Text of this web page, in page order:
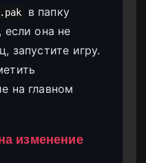
.pak
в папку
если она не
запустите игру.
на главном
изменение